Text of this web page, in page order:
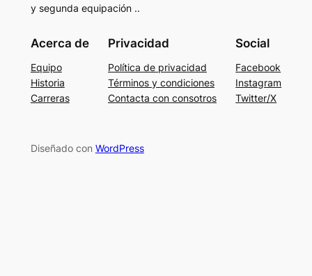
y segunda equipación ..
Acerca de
Equipo
Historia
Carreras
Privacidad
Política de privacidad
Términos y condiciones
Contacta con consotros
Social
Facebook
Instagram
Twitter/X
Diseñado con WordPress